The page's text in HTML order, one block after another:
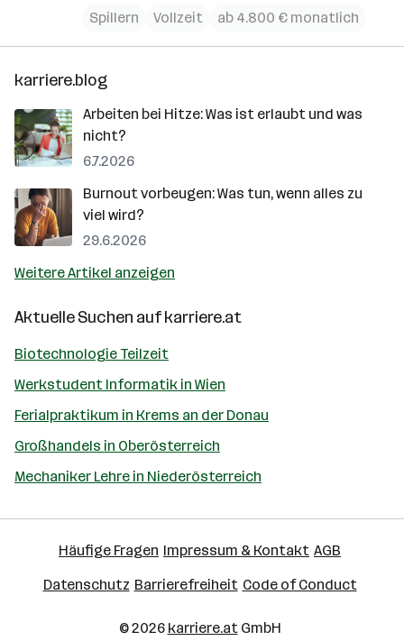
Spillern
Vollzeit ab 4.800 € monatlich
karriere.blog
Arbeiten bei Hitze: Was ist erlaubt und was
nicht?
6.7.2026
Burnout vorbeugen: Was tun, wenn alles zu
viel wird?
29.6.2026
Weitere Artikel anzeigen
Aktuelle Suchen aufkarriere.at
Biotechnologie Teilzeit
Werkstudent Informatik in Wien
Ferialpraktikum in Krems an der Donau
Großhandels in Oberösterreich
Mechaniker Lehre in Niederösterreich
Häufige Fragen Impressum & Kontakt AGB
Datenschutz Barrierefreiheit Code of Conduct
© 2026 karriere.at GmbH